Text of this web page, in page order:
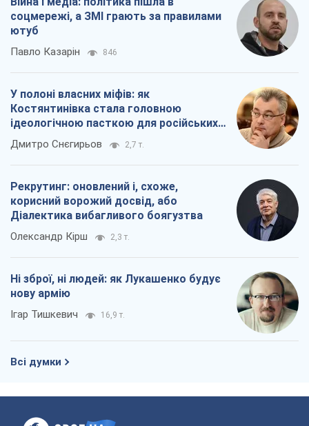
соцмережі, а ЗМІ грають за правилами
ютуб
Павло Казарін 846
У полоні власних міфів: як
Костянтинівка стала головною
ідеологічною пасткою для російських
окупантів
Дмитро Снєгирьов 2,7 т.
Рекрутинг: оновлений і, схоже,
корисний ворожий досвід, або
Діалектика вибагливого боягузтва
Олександр Кірш 2,3 т.
Ні зброї, ні людей: як Лукашенко будує
нову армію
Ігар Тишкевич 16,9 т.
Всі думки